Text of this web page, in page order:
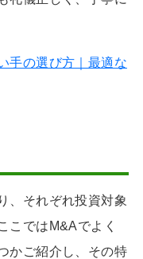
手の選び方｜最適な
、それぞれ投資対象
こではM&Aでよく
かご紹介し、その特